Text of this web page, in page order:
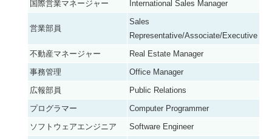
国際営業マネージャー International Sales Manager
営業部員
Sales
Representative/Associate/Executive
不動産マネージャー
Real Estate Manager
事務管理
Office Manager
広報部員
Public Relations
プログラマー
Computer Programmer
ソフトウェアエンジニア
Software Engineer